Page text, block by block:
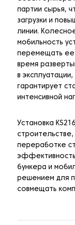
партии сырья,
загрузки и
линии.
мобильность
перемещать
время
в
гарантирует
интенсивной
Установка
переработке
бункера и
решением для
совмещать